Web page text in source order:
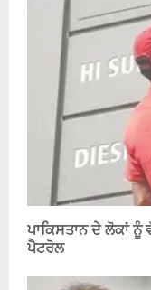
ਪਾਕਿਸਤਾਨ ਦੇ ਲੋਕਾਂ
ਪੈਟਰੋਲ